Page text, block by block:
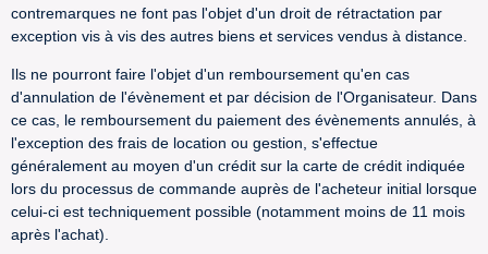
contremarques ne font pas l'objet d'un droit de rétractation par
exception vis à vis des autres biens et services vendus à distance.
Ils ne pourront faire l'objet d'un remboursement qu'en cas
d'annulation de l'évènement et par décision de l'Organisateur. Dans
ce cas, le remboursement du paiement des évènements annulés, à
l'exception des frais de location ou gestion, s'effectue
généralement au moyen d'un crédit sur la carte de crédit indiquée
lors du processus de commande auprès de l'acheteur initial lorsque
celui-ci est techniquement possible (notamment moins de 11 mois
après l'achat).